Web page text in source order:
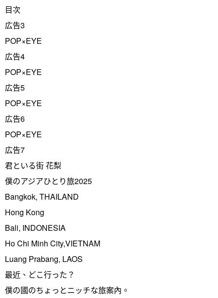
目次
広告3
POP×EYE
広告4
POP×EYE
広告5
POP×EYE
広告6
POP×EYE
広告7
君といる街 花梨
僕のアジアひとり旅2025
Bangkok, THAILAND
Hong Kong
Bali, INDONESIA
Ho Chi Minh City,VIETNAM
Luang Prabang, LAOS
最近、どこ行った？
僕の國のちょっとニッチな旅案內。